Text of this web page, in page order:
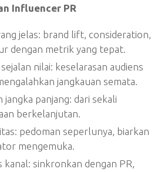
Influencer PR
jelas: brand lift, consideration,
dengan metrik yang tepat.
nilai: keselarasan audiens
jangkauan semata.
panjang: dari sekali
berkelanjutan.
pedoman seperlunya, biarkan
mengemuka.
sinkronkan dengan PR,